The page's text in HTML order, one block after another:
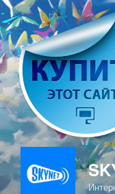
Перейти
к
содержимому